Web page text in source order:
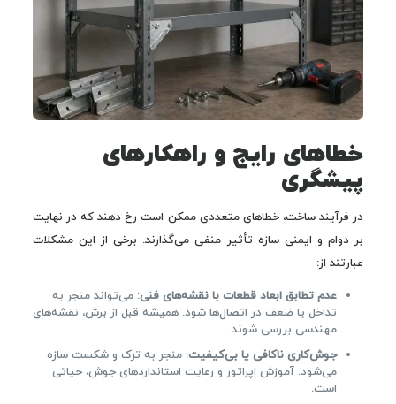
خطاهای رایج و راهکارهای
پیشگری
در فرآیند ساخت، خطاهای متعددی ممکن است رخ دهند که در نهایت
بر دوام و ایمنی سازه تأثیر منفی می‌گذارند. برخی از این مشکلات
عبارتند از:
عدم تطابق ابعاد قطعات با نقشه‌های فنی: می‌تواند منجر به
تداخل یا ضعف در اتصال‌ها شود. همیشه قبل از برش، نقشه‌های
مهندسی بررسی شوند.
جوش‌کاری ناکافی یا بی‌کیفیت: منجر به ترک و شکست سازه
می‌شود. آموزش اپراتور و رعایت استانداردهای جوش، حیاتی
است.